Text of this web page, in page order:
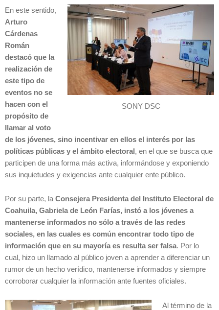
SONY DSC
En este sentido,
Arturo
Cárdenas
Román
destacó que la
realización de
este tipo de
eventos no se
hacen con el
propósito de
llamar al voto
de los jóvenes, sino incentivar en ellos el interés por las
políticas públicas y el ámbito electoral, en el que se busca que
participen de una forma más activa, informándose y exponiendo
sus inquietudes y exigencias ante cualquier ente público.
Por su parte, la Consejera Presidenta del Instituto Electoral de
Coahuila, Gabriela de León Farías, instó a los jóvenes a
mantenerse informados no sólo a través de las redes
sociales, en las cuales es común encontrar todo tipo de
información que en su mayoría es resulta ser falsa. Por lo
cual, hizo un llamado al público joven a aprender a diferenciar un
rumor de un hecho verídico, mantenerse informados y siempre
corroborar cualquier la información ante fuentes oficiales.
Al término de la